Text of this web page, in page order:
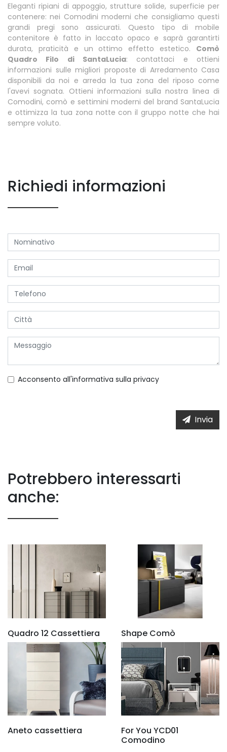
Eleganti ripiani di appoggio, strutture solide, superficie per
contenere: nei Comodini moderni che consigliamo questi
grandi pregi sono assicurati. Questo tipo di mobile
contenitore è fatto in laccato opaco e saprà garantirti
durata, praticità e un ottimo effetto estetico. Comò
Quadro Filo di SantaLucia: contattaci e ottieni
informazioni sulle migliori proposte di Arredamento Casa
disponibili da noi e arreda la tua zona del riposo come
l'avevi sognata. Ottieni informazioni sulla nostra linea di
Comodini, comò e settimini moderni del brand SantaLucia
e ottimizza la tua zona notte con il gruppo notte che hai
sempre voluto.
Richiedi informazioni
Acconsento all'informativa sulla privacy
Invia
Potrebbero interessarti
anche:
Quadro 12 Cassettiera Shape Comò
Aneto cassettiera
For You YCD01
Comodino